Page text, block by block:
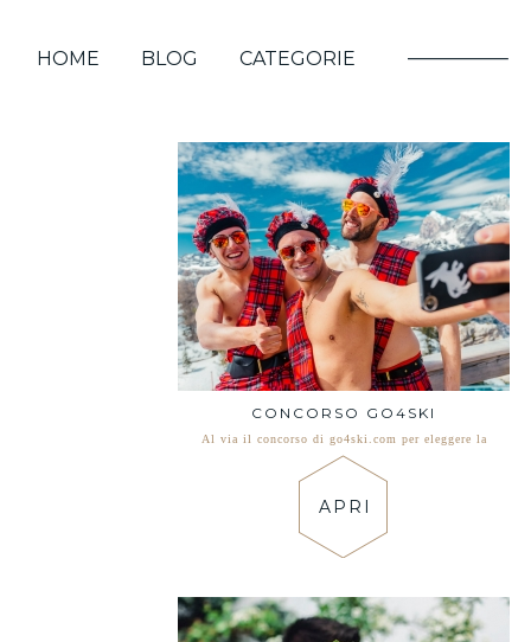
HOME BLOG CATEGORIE
CONCORSO GO4SKI
Al via il concorso di go4ski.com per eleggere la
APRI